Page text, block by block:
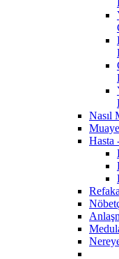
Nasıl
Hasta